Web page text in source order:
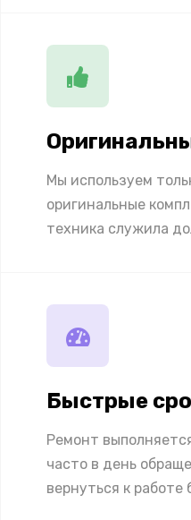
Мы используем
оригинальные
техника служила
Быстрые
Ремонт
часто в день
вернуться к работе